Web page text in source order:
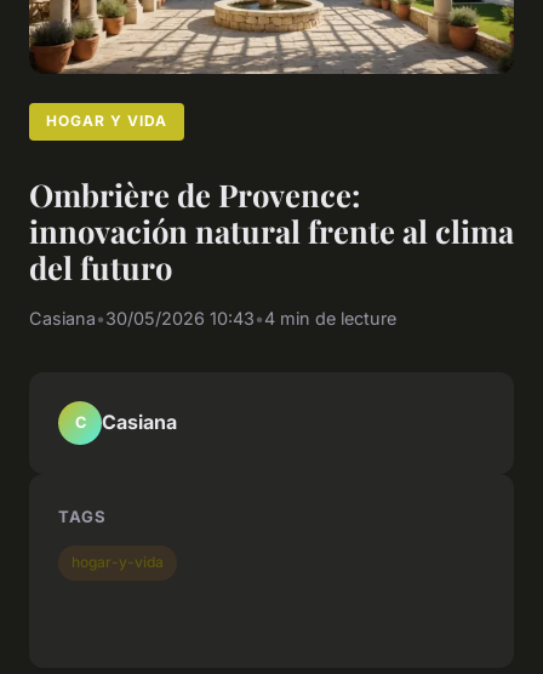
HOGAR Y VIDA
Ombrière de Provence:
innovación natural frente al clima
del futuro
Casiana•30/05/2026 10:43•4 min de lecture
C Casiana
TAGS
hogar-y-vida